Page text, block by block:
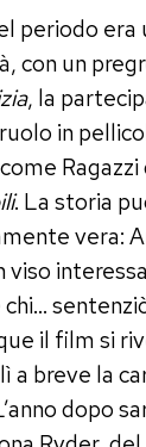
periodo era
con un
, la
in
Ragazzi
. La storia
vera:
viso
chi…
il film si
a breve la
dopo